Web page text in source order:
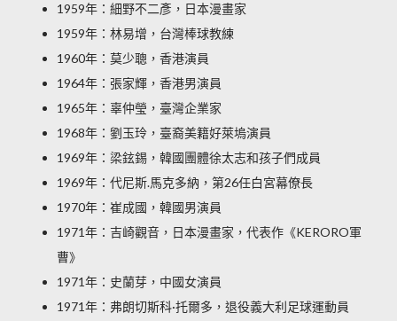
1959年：細野不二彥，日本漫畫家
1959年：林易增，台灣棒球教練
1960年：莫少聰，香港演員
1964年：張家輝，香港男演員
1965年：辜仲瑩，臺灣企業家
1968年：劉玉玲，臺裔美籍好萊塢演員
1969年：梁鉉錫，韓國團體徐太志和孩子們成員
1969年：代尼斯.馬克多納，第26任白宮幕僚長
1970年：崔成國，韓國男演員
1971年：吉崎觀音，日本漫畫家，代表作《KERORO軍
曹》
1971年：史蘭芽，中國女演員
1971年：弗朗切斯科·托爾多，退役義大利足球運動員